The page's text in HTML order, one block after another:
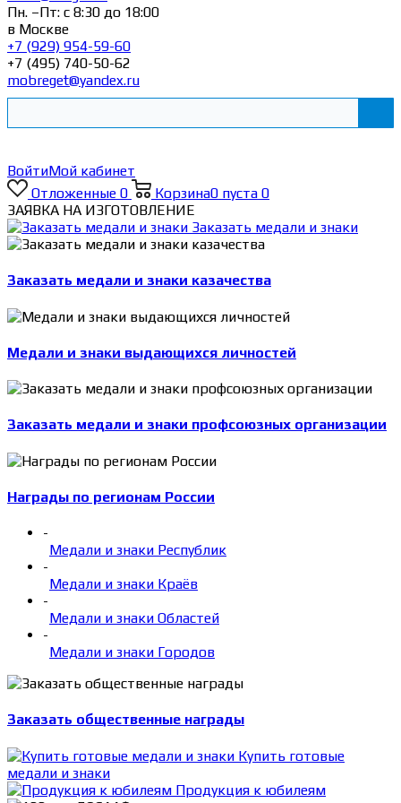
Пн. –Пт: с 8:30 до 18:00
в Москве
+7 (929) 954-59-60
+7 (495) 740-50-62
mobreget@yandex.ru
ВойтиМой кабинет
Отложенные 0 Корзина0 пуста 0
ЗАЯВКА НА ИЗГОТОВЛЕНИЕ
Заказать медали и знаки
Заказать медали и знаки казачества
Медали и знаки выдающихся личностей
Заказать медали и знаки профсоюзных организации
Награды по регионам России
-
Медали и знаки Республик
-
Медали и знаки Краёв
-
Медали и знаки Областей
-
Медали и знаки Городов
Заказать общественные награды
Купить готовые
медали и знаки
Продукция к юбилеям